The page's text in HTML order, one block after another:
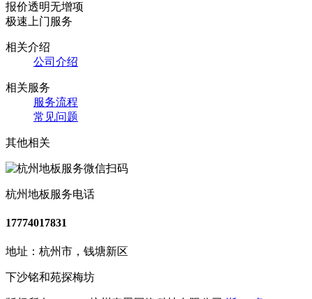
报价透明无增项
极速上门服务
相关介绍
公司介绍
相关服务
服务流程
常见问题
其他相关
杭州地板服务电话
17774017831
地址：杭州市，钱塘新区
下沙铭和苑探梅坊